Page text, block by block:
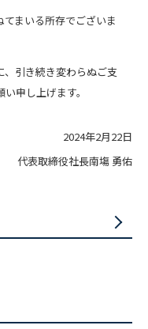
まいる所存でございま
、引き続き変わらぬご支
申し上げます。
2024年2月22日
代表取締役社長南塲 勇佑